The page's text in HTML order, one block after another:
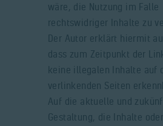
wäre, die Nutzung im Falle
rechtswidriger Inhalte zu
Der Autor erklärt hiermit
dass zum Zeitpunkt der
keine illegalen Inhalte auf
verlinkenden Seiten
Auf die aktuelle und
Gestaltung, die Inhalte